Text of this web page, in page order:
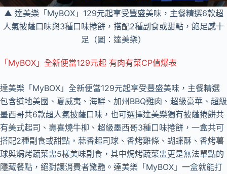
▲ 達美樂「MyBOX」129元起享受豐盛美味，主餐精選6款超
人氣披薩口味與3種口味捲餅，搭配2種副食或甜點，飽足感十
足（圖：達美樂）
「MyBOX」全新便當129元起 有肉有菜CP值爆表
達美樂「MyBOX」全新便當129元起享受豐盛美味，主餐精選
包含道地美國、夏威夷、海鮮、加州BBQ雞肉、超級豪華、超級
墨西哥共6款超人氣披薩口味，也可選擇達美樂獨有披薩捲餅共
有美式起司、壽喜燒牛柳、超級墨西哥3種口味捲餅，一盒共可
搭配2種副食或甜點，蒜香起司球、香烤雞條、蝴蝶酥、香烤薯
球與焗烤蔬菜盅5樣美味副食，其中焗烤蔬菜盅更是無法單點的
隱藏餐點，絕對讓消費者驚艷。達美樂「MyBOX」一盒就能打